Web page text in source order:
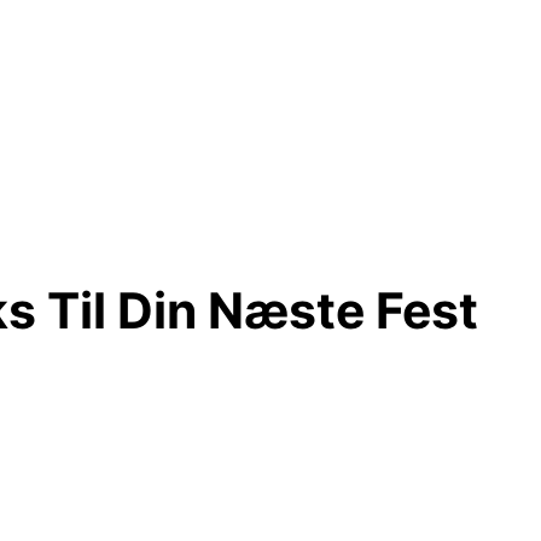
Til Din Næste Fest